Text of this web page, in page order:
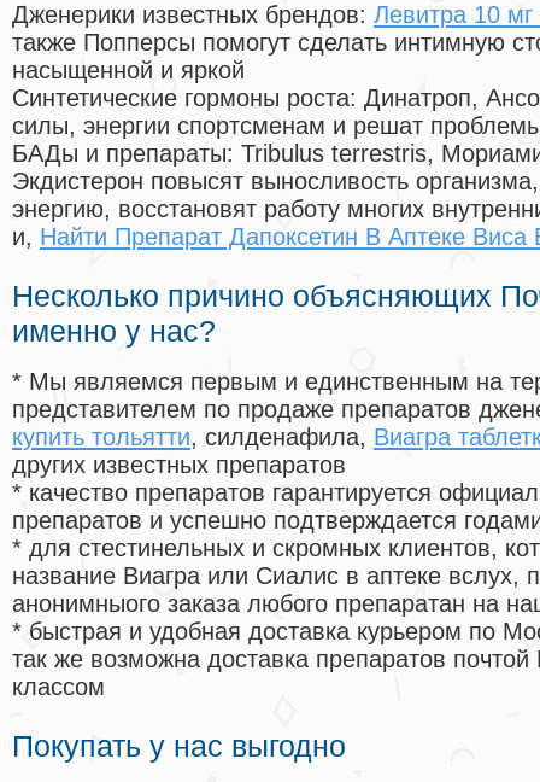
Дженерики известных брендов: Левитра 10 мг
также Попперсы помогут сделать интимную
насыщенной и яркой
Синтетические гормоны роста: Динатроп,
силы, энергии спортсменам и решат
БАДы и препараты: Tribulus terrestris,
Экдистерон повысят выносливость
энергию, восстановят работу многих
и, Найти Препарат Дапоксетин В Аптеке Виса
Несколько причино объясняющих
именно у нас?
* Мы являемся первым и единственным на
представителем по продаже препаратов
купить тольятти, силденафила, Виагра
других известных препаратов
* качество препаратов гарантируется
препаратов и успешно подтверждается
* для стестинельных и скромных клиентов,
название Виагра или Сиалис в аптеке вслух,
анонимныого заказа любого препаратан на
* быстрая и удобная доставка курьером по
так же возможна доставка препаратов
классом
Покупать у нас выгодно